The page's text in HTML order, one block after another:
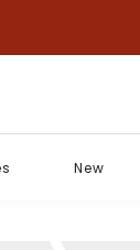
New